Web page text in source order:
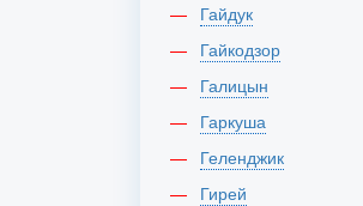
Гайдук
Гайкодзор
Галицын
Гаркуша
Геленджик
Гирей